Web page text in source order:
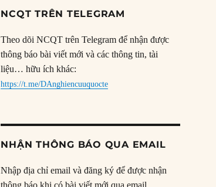
NCQT TRÊN TELEGRAM
Theo dõi NCQT trên Telegram để nhận được
thông báo bài viết mới và các thông tin, tài
liệu… hữu ích khác:
https://t.me/DAnghiencuuquocte
NHẬN THÔNG BÁO QUA EMAIL
Nhập địa chỉ email và đăng ký để được nhận